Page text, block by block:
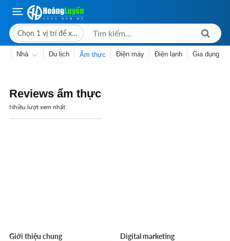
Chọn 1 vị trí để xem giá bán
Nhà Du lịch Ẩm thực Điện máy Điện lạnh Gia dụng
Reviews ẩm thực
Nhiều lượt xem nhất
Giới thiệu chung Digital marketing